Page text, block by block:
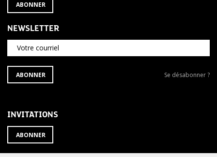
ABONNER
NEWSLETTER
Votre courriel
S'ABONNER
À
ABONNER
Se
Se désabonner ?
INVITATIONS
ABONNER